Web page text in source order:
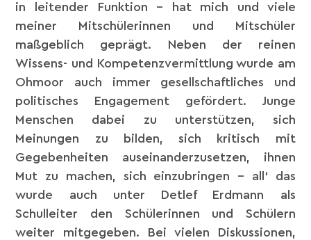
in leitender Funktion – hat mich und viele
meiner Mitschülerinnen und Mitschüler
maßgeblich geprägt. Neben der reinen
Wissens- und Kompetenzvermittlung wurde am
Ohmoor auch immer gesellschaftliches und
politisches Engagement gefördert. Junge
Menschen dabei zu unterstützen, sich
Meinungen zu bilden, sich kritisch mit
Gegebenheiten auseinanderzusetzen, ihnen
Mut zu machen, sich einzubringen – all‘ das
wurde auch unter Detlef Erdmann als
Schulleiter den Schülerinnen und Schülern
weiter mitgegeben. Bei vielen Diskussionen,